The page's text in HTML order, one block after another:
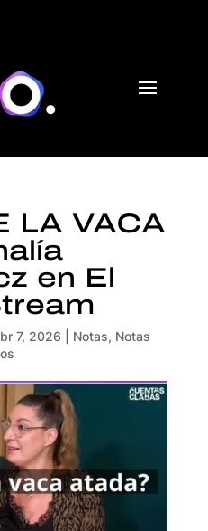
LA VACA
en El
7, 2026 Notas, Notas